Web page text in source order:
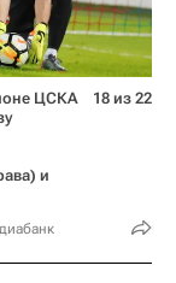
ЦСКА
и
18 из 22